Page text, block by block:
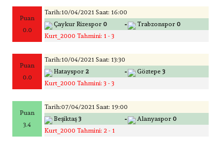
Puan
0.0
Tarih:10/04/2021 Saat: 16:00
Çaykur Rizespor 0 - Trabzonspor 0
Kurt_2000 Tahmini: 1 - 3
Puan
0.0
Tarih:10/04/2021 Saat: 13:30
Hatayspor 2 - Göztepe 3
Kurt_2000 Tahmini: 3 - 3
Puan
3.4
Tarih:07/04/2021 Saat: 19:00
Beşiktaş 3 - Alanyaspor 0
Kurt_2000 Tahmini: 2 - 1